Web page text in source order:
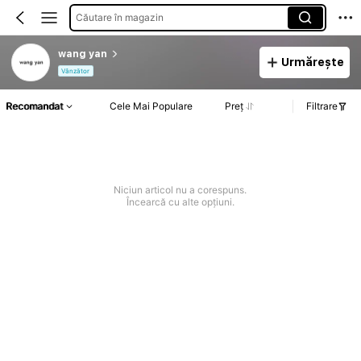
Căutare în magazin
wang yan
Vânzător
Urmărește
Recomandat Cele Mai Populare Preț Filtrare
Niciun articol nu a corespuns.
Încearcă cu alte opțiuni.